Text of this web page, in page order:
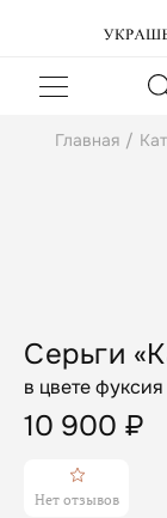
Главная /
Серьги
в цвете фуксия
10 900 ₽
Нет отзывов